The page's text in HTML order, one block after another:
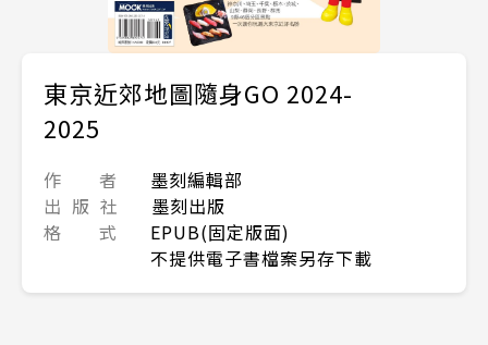
東京近郊地圖隨身GO 2024-
2025
作 者
墨刻編輯部
出 版 社
墨刻出版
格 式
EPUB(固定版面)
不提供電子書檔案另存下載